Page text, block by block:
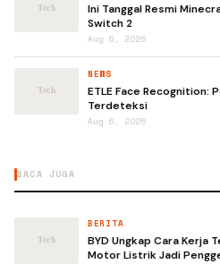
Ini Tanggal Resmi
Switch 2
Aug 6, 2026
NEWS
ETLE Face Recognition:
Terdeteksi
Aug 6, 2026
BACA JUGA
BERITA
BYD Ungkap Cara Kerja
Motor Listrik Jadi